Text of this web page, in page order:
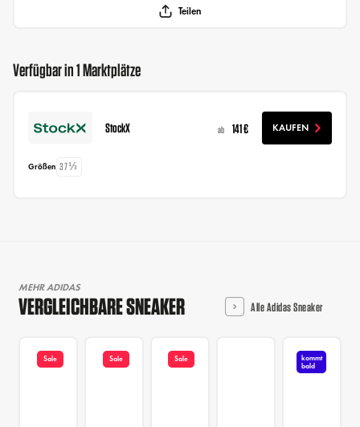
Teilen
Verfügbar in 1 Marktplätze
StockX ab 141 € KAUFEN
Größen 37⅓
MEHR ADIDAS
VERGLEICHBARE SNEAKER Alle Adidas Sneaker
Sale Sale Sale
kommt
bald